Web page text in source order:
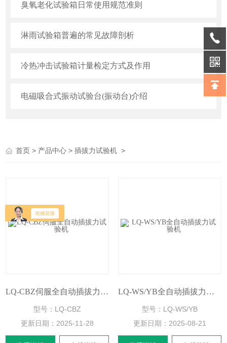
臭氧老化试验箱日常使用规范准则
淋雨试验箱普遍的常见故障剖析
冷热冲击试验箱计量检定方式及作用
电磁吸合式振动试验台(振动台)介绍
首页 > 产品中心 >插拔力试验机 >
LQ-CBZ伺服全自动插拔力试验机
型号：LQ-CBZ
更新日期： 2025-11-28
LQ-WS/YB全自动插拔力试验机
型号：LQ-WS/YB
更新日期： 2025-08-21